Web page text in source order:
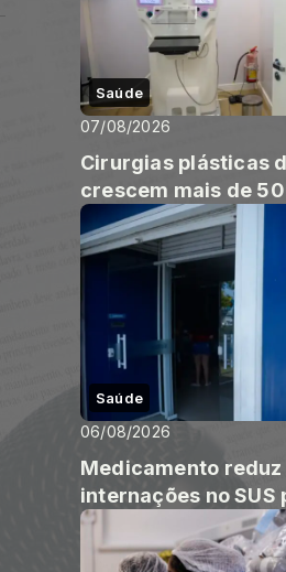
Saúde
07/08/2026
Cirurgias plásticas
crescem mais de
Saúde
06/08/2026
Medicamento
internações no